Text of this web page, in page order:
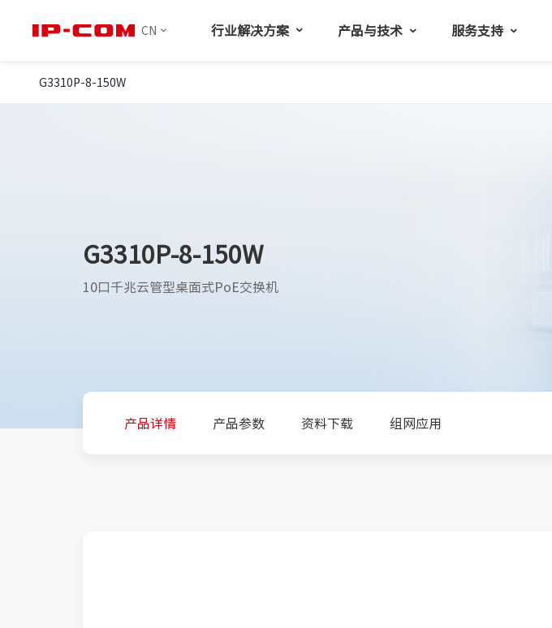
CN 行业解决方案 产品与技术 服务支持
G3310P-8-150W
G3310P-8-150W
10口千兆云管型桌面式PoE交换机
产品详情 产品参数 资料下载 组网应用